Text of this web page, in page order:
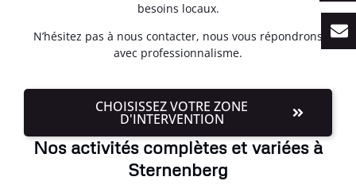
besoins locaux.
N’hésitez pas à nous contacter, nous vous répondrons
avec professionnalisme.
CHOISISSEZ VOTRE ZONE
D'INTERVENTION
Nos activités complètes et variées à
Sternenberg